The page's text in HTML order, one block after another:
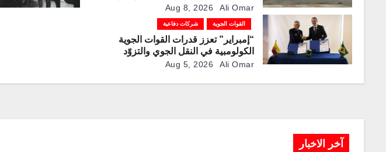
100”
Aug 8, 2026 Ali Omar
القوات الجوية شركات دفاعية
“إمبراير” تعزز قدرات القوات الجوية
الكولومبية في النقل الجوي والتزوّد
بالوقود جوًا من خلال تزويدها بطائرتي
Aug 5, 2026 Ali Omar
آخر الاخبار